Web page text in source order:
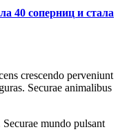
40 соперниц и стала
crescendo perveniunt
Securae animalibus
mundo pulsant